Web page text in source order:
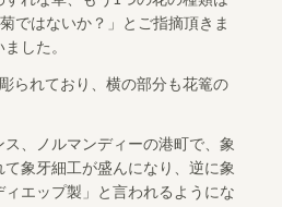
ではないか？」とご指摘頂きま
した。
られており、横の部分も花篭の
、ノルマンディーの港町で、象
象牙細工が盛んになり、逆に象
エップ製」と言われるようにな